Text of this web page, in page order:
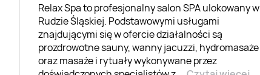
Relax Spa to profesjonalny salon SPA ulokowany w
Rudzie Śląskiej. Podstawowymi usługami
znajdującymi się w ofercie działalności są
prozdrowotne sauny, wanny jacuzzi, hydromasaże
oraz masaże i rytuały wykonywane przez